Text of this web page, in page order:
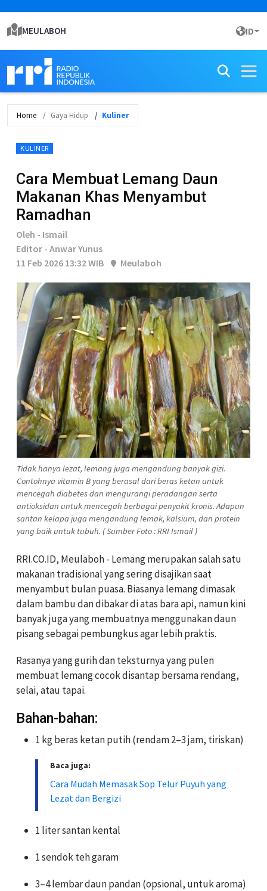
MEULABOH ID
Home Gaya Hidup Kuliner
KULINER
Cara Membuat Lemang Daun
Makanan Khas Menyambut
Ramadhan
Oleh - Ismail
Editor - Anwar Yunus
11 Feb 2026 13:32 WIB
Meulaboh
Tidak hanya lezat, lemang juga mengandung banyak gizi.
Contohnya vitamin B yang berasal dari beras ketan untuk
mencegah diabetes dan mengurangi peradangan serta
antioksidan untuk mencegah berbagai penyakit kronis. Adapun
santan kelapa juga mengandung lemak, kalsium, dan protein
yang baik untuk tubuh. ( Sumber Foto : RRI Ismail )
RRI.CO.ID, Meulaboh - Lemang merupakan salah satu
makanan tradisional yang sering disajikan saat
menyambut bulan puasa. Biasanya lemang dimasak
dalam bambu dan dibakar di atas bara api, namun kini
banyak juga yang membuatnya menggunakan daun
pisang sebagai pembungkus agar lebih praktis.
Rasanya yang gurih dan teksturnya yang pulen
membuat lemang cocok disantap bersama rendang,
selai, atau tapai.
Bahan-bahan:
1 kg beras ketan putih (rendam 2–3 jam, tiriskan)
Baca juga:
Cara Mudah Memasak Sop Telur Puyuh yang
Lezat dan Bergizi
1 liter santan kental
1 sendok teh garam
3–4 lembar daun pandan (opsional, untuk aroma)